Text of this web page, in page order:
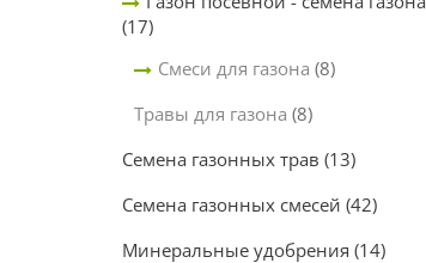
(17)
Смеси для газона (8)
Травы для газона (8)
Семена газонных трав (13)
Семена газонных смесей (42)
Минеральные удобрения (14)